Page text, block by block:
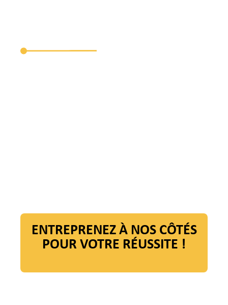
ENTREPRENEZ À NOS CÔTÉS
POUR VOTRE RÉUSSITE !